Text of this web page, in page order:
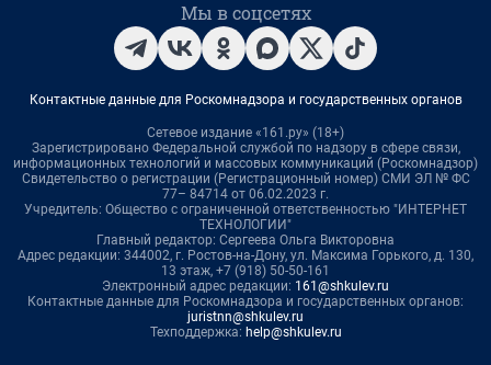
Мы в соцсетях
Контактные данные для Роскомнадзора и государственных органов
Сетевое издание «161.ру» (18+)
Зарегистрировано Федеральной службой по надзору в сфере связи,
информационных технологий и массовых коммуникаций (Роскомнадзор)
Свидетельство о регистрации (Регистрационный номер) СМИ ЭЛ № ФС
77– 84714 от 06.02.2023 г.
Учредитель: Общество с ограниченной ответственностью "ИНТЕРНЕТ
ТЕХНОЛОГИИ"
Главный редактор: Сергеева Ольга Викторовна
Адрес редакции: 344002, г. Ростов-на-Дону, ул. Максима Горького, д. 130,
13 этаж, +7 (918) 50-50-161
Электронный адрес редакции: 161@shkulev.ru
Контактные данные для Роскомнадзора и государственных органов:
juristnn@shkulev.ru
Техподдержка: help@shkulev.ru